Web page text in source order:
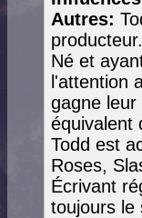
Autres:
producteur.
Né et
l'attention
gagne
équivalent
Todd est
Roses,
Écrivant
toujours le